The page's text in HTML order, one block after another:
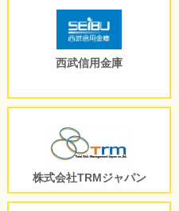
西武信用金庫
株式会社TRMジャパン